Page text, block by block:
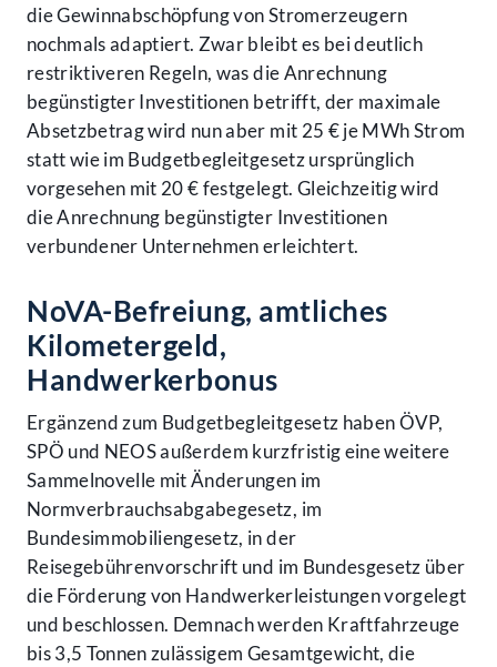
die Gewinnabschöpfung von Stromerzeugern
nochmals adaptiert. Zwar bleibt es bei deutlich
restriktiveren Regeln, was die Anrechnung
begünstigter Investitionen betrifft, der maximale
Absetzbetrag wird nun aber mit 25 € je MWh Strom
statt wie im Budgetbegleitgesetz ursprünglich
vorgesehen mit 20 € festgelegt. Gleichzeitig wird
die Anrechnung begünstigter Investitionen
verbundener Unternehmen erleichtert.
NoVA-Befreiung, amtliches
Kilometergeld,
Handwerkerbonus
Ergänzend zum Budgetbegleitgesetz haben ÖVP,
SPÖ und NEOS außerdem kurzfristig eine weitere
Sammelnovelle mit Änderungen im
Normverbrauchsabgabegesetz, im
Bundesimmobiliengesetz, in der
Reisegebührenvorschrift und im Bundesgesetz über
die Förderung von Handwerkerleistungen vorgelegt
und beschlossen. Demnach werden Kraftfahrzeuge
bis 3,5 Tonnen zulässigem Gesamtgewicht, die